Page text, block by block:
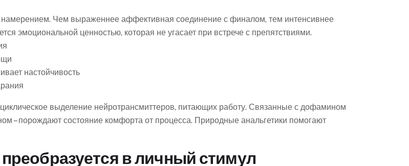
Чем выраженнее аффективная соединение с финалом, тем интенсивнее
эмоциональной ценностью, которая не угасает при встрече с препятствиями.
настойчивость
выделение нейротрансмиттеров, питающих работу. Связанные с дофамином
– порождают состояние комфорта от процесса. Природные анальгетики помогают
в личный стимул